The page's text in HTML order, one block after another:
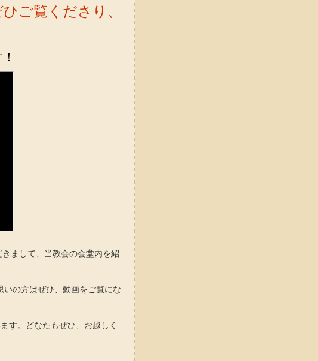
ご覧くださり、
まして、当教会の会堂内を紹
いの方はぜひ、動画をご覧にな
す。どなたもぜひ、お越しく